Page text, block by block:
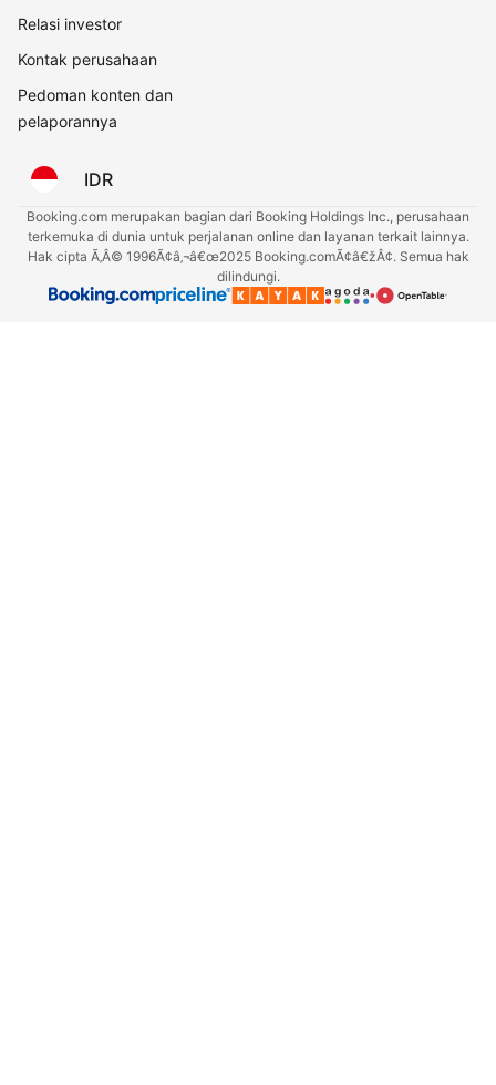
Relasi investor
Kontak perusahaan
Pedoman konten dan
pelaporannya
IDR
Booking.com merupakan bagian dari Booking Holdings Inc., perusahaan
terkemuka di dunia untuk perjalanan online dan layanan terkait lainnya.
Hak cipta Ã‚Â© 1996Ã¢â‚¬â€œ2025 Booking.comÃ¢â€žÂ¢. Semua hak
dilindungi.